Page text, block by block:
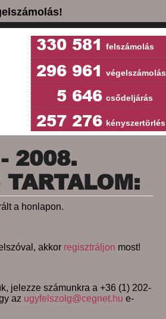
330 581 felszámolás
296 961 végelszámolás
5 646 csődeljárás
257 276 kényszertörlés
2008.
a honlapon.
akkor regisztráljon most!
jelezze számunkra a +36 (1) 202-
az ugyfelszolg@cegnet.hu e-